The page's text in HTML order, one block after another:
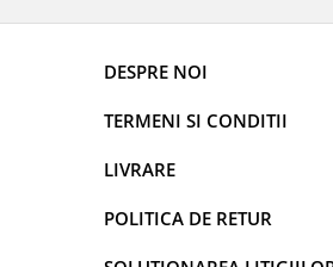
DESPRE NOI
TERMENI SI CONDITII
LIVRARE
POLITICA DE RETUR